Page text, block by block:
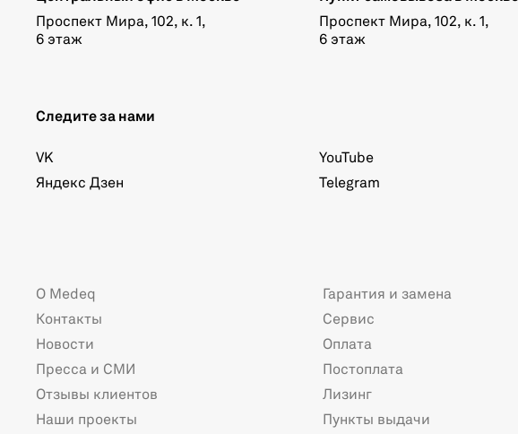
Проспект Мира, 102, к. 1,
6 этаж
Проспект Мира, 102, к. 1,
6 этаж
Следите за нами
VK
Яндекс Дзен
YouTube
Telegram
О Medeq
Контакты
Новости
Пресса и СМИ
Отзывы клиентов
Наши проекты
Гарантия и замена
Сервис
Оплата
Постоплата
Лизинг
Пункты выдачи